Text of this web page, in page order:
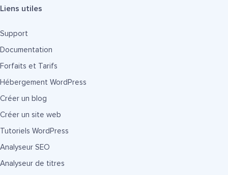
Liens utiles
Support
Documentation
Forfaits et Tarifs
Hébergement WordPress
Créer un blog
Créer un site web
Tutoriels WordPress
Analyseur SEO
Analyseur de titres